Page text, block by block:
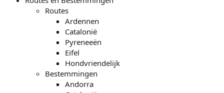
Routes
Ardennen
Catalonië
Pyreneeën
Eifel
Hondvriendelijk
Bestemmingen
Andorra